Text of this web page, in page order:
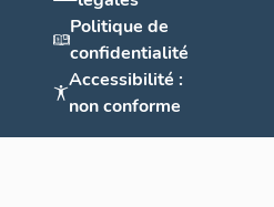
Politique de
confidentialité
Accessibilité :
non conforme